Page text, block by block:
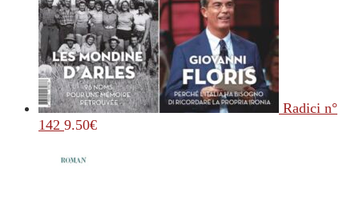
Radici n°
142 9.50€